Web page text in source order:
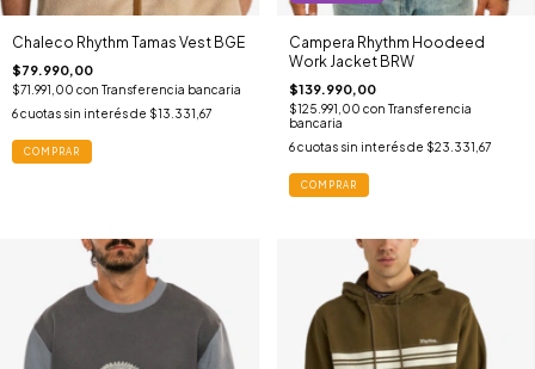
Chaleco Rhythm Tamas Vest BGE
$79.990,00
$71.991,00 con Transferencia bancaria
6cuotas sin interés de $13.331,67
COMPRAR
Campera Rhythm Hoodeed
Work Jacket BRW
$139.990,00
$125.991,00 con Transferencia
bancaria
6 cuotas sin interés de $23.331,67
COMPRAR